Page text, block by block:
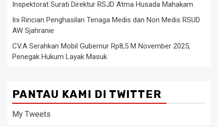
Inspektorat Surati Direktur RSJD Atma Husada Mahakam
Ini Rincian Penghasilan Tenaga Medis dan Non Medis RSUD
AW Sjahranie
CV.A Serahkan Mobil Gubernur Rp8,5 M November 2025,
Penegak Hukum Layak Masuk
PANTAU KAMI DI TWITTER
My Tweets